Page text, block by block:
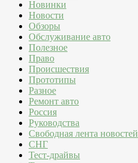
Новинки
Новости
Обзоры
Обслуживание авто
Полезное
Право
Происшествия
Прототипы
Разное
Ремонт авто
Россия
Руководства
Свободная лента новостей
СНГ
Тест-драйвы